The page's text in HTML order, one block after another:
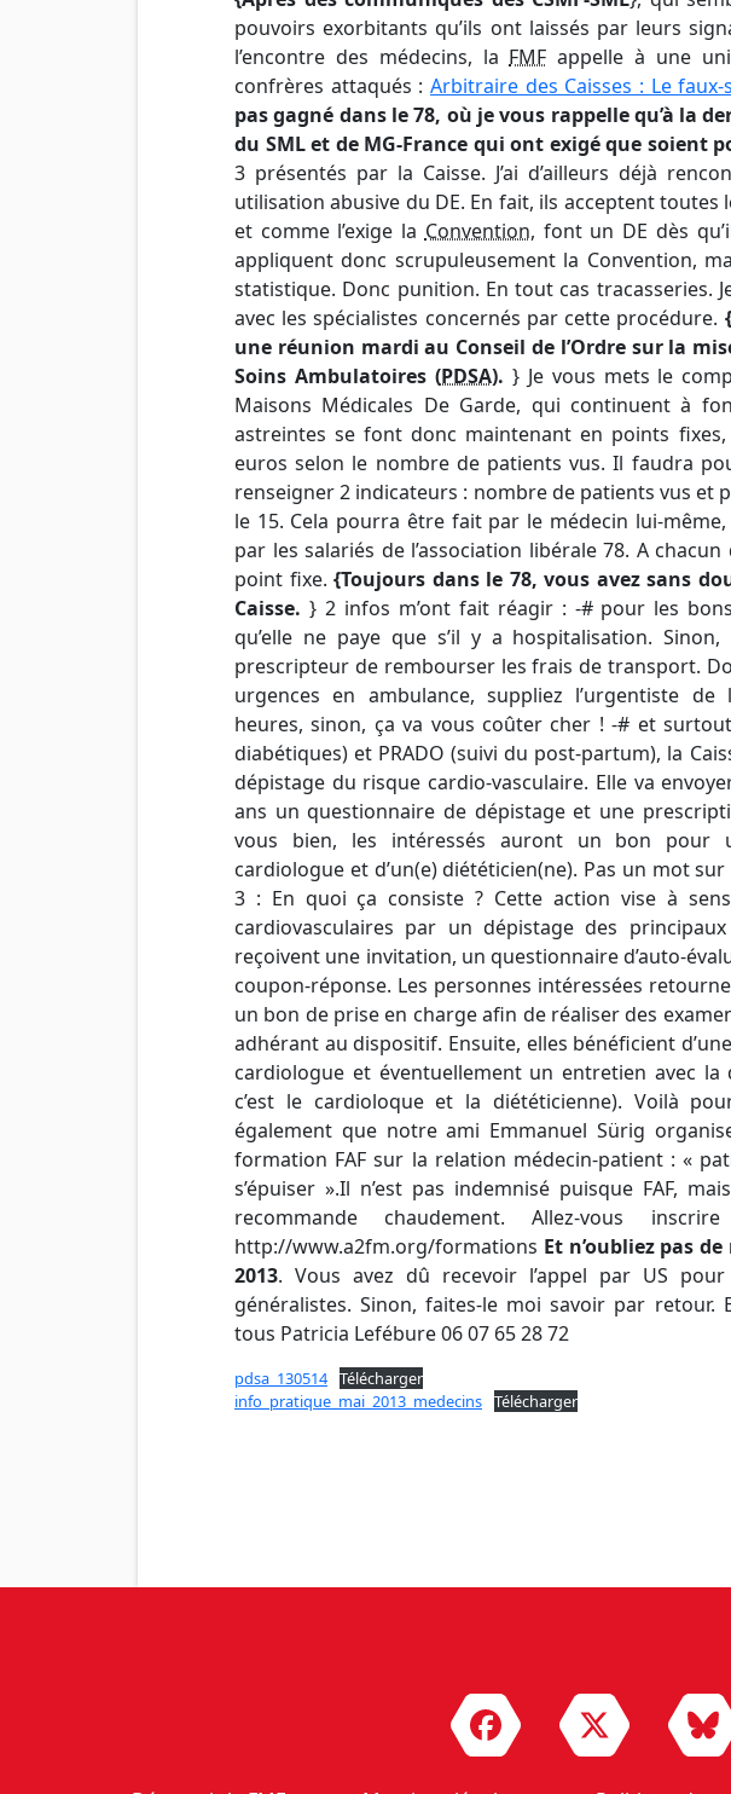
pouvoirs exorbitants qu’ils ont laissés par leurs
l’encontre des médecins, la FMF appelle à une
confrères attaqués : Arbitraire des Caisses : Le
pas gagné dans le 78, où je vous rappelle qu’à la
du SML et de MG-France qui ont exigé que soient
3 présentés par la Caisse. J’ai d’ailleurs déjà
utilisation abusive du DE. En fait, ils acceptent toutes
et comme l’exige la Convention, font un DE dès
appliquent donc scrupuleusement la Convention,
statistique. Donc punition. En tout cas tracasseries.
avec les spécialistes concernés par cette procédure.
une réunion mardi au Conseil de l’Ordre sur la
Soins Ambulatoires (PDSA). } Je vous mets le
Maisons Médicales De Garde, qui continuent à
astreintes se font donc maintenant en points
euros selon le nombre de patients vus. Il faudra
renseigner 2 indicateurs : nombre de patients vus et
le 15. Cela pourra être fait par le médecin lui-
par les salariés de l’association libérale 78. A
point fixe.{Toujours dans le 78, vous avez sans
Caisse. } 2 infos m’ont fait réagir : -# pour les
qu’elle ne paye que s’il y a hospitalisation.
prescripteur de rembourser les frais de transport.
urgences en ambulance, suppliez l’urgentiste de
heures, sinon, ça va vous coûter cher ! -# et
diabétiques) et PRADO (suivi du post-partum), la
dépistage du risque cardio-vasculaire. Elle va
ans un questionnaire de dépistage et une
vous bien, les intéressés auront un bon pour
cardiologue et d’un(e) diététicien(ne). Pas un mot
3 : En quoi ça consiste ? Cette action vise à
cardiovasculaires par un dépistage des
reçoivent une invitation, un questionnaire d’auto-
coupon-réponse. Les personnes intéressées
un bon de prise en charge afin de réaliser des
adhérant au dispositif. Ensuite, elles bénéficient
cardiologue et éventuellement un entretien avec la
c’est le cardioloque et la diététicienne). Voilà
également que notre ami Emmanuel Sürig
formation FAF sur la relation médecin-patient : «
s’épuiser ».Il n’est pas indemnisé puisque FAF,
recommande chaudement. Allez-vous
http://www.a2fm.org/formations Et n’oubliez pas
2013. Vous avez dû recevoir l’appel par US
généralistes. Sinon, faites-le moi savoir par retour.
tous Patricia Lefébure 06 07 65 28 72
pdsa_130514 Télécharger
info_pratique_mai_2013_medecins Télécharger